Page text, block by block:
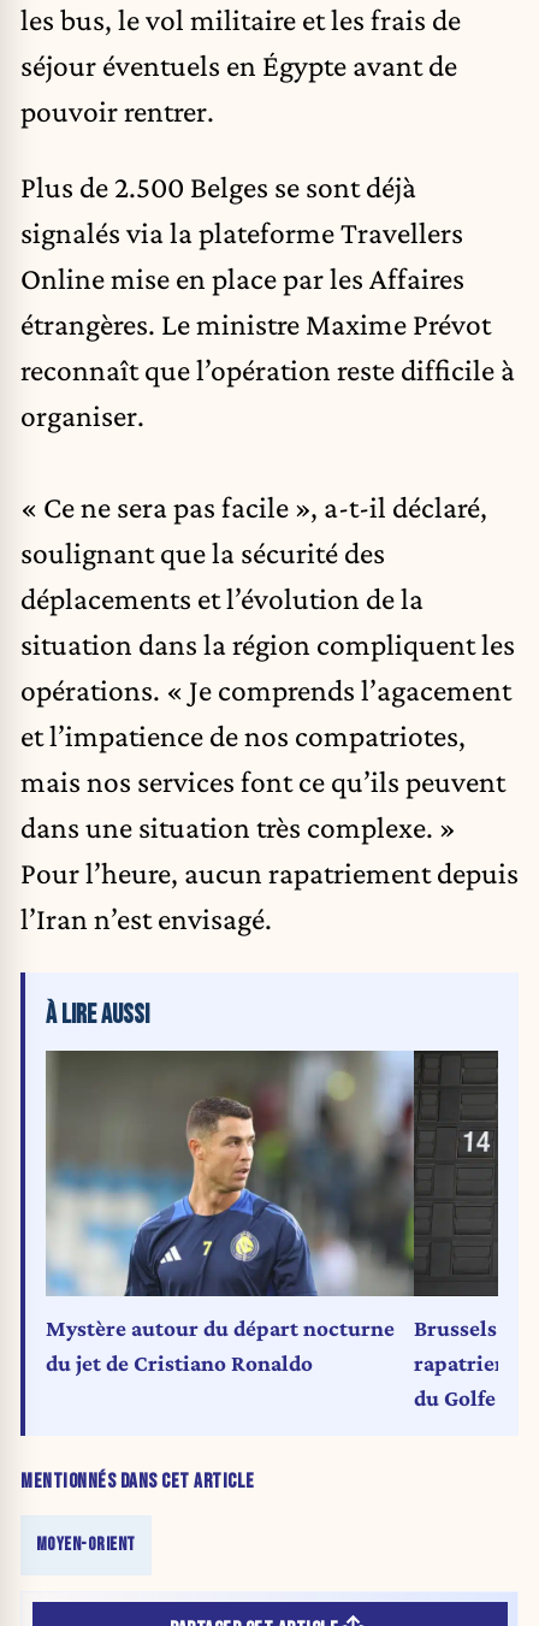
les bus, le vol militaire et les frais de
séjour éventuels en Égypte avant de
pouvoir rentrer.
Plus de 2.500 Belges se sont déjà
signalés via la plateforme Travellers
Online mise en place par les Affaires
étrangères. Le ministre Maxime Prévot
reconnaît que l’opération reste difficile à
organiser.
« Ce ne sera pas facile », a-t-il déclaré,
soulignant que la sécurité des
déplacements et l’évolution de la
situation dans la région compliquent les
opérations. « Je comprends l’agacement
et l’impatience de nos compatriotes,
mais nos services font ce qu’ils peuvent
dans une situation très complexe. »
Pour l’heure, aucun rapatriement depuis
l’Iran n’est envisagé.
MENTIONNÉS DANS CET ARTICLE
MOYEN-ORIENT
À LIRE AUSSI
Mystère autour du départ nocturne
du jet de Cristiano Ronaldo
Brussels
du Golfe